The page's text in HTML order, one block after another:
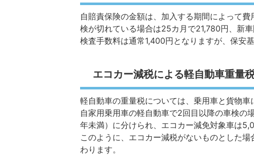
自賠責保険の金額は、加入する期間によって
検が切れている場合は25カ月で21,780円、新
検査手数料は通常1,400円となりますが、保安
エコカー減税による軽自動車重量
軽自動車の重量税については、乗用車と貨物
自家用乗用車の軽自動車で2回目以降の車検
年未満）に分けられ、エコカー減免対象車は
このように、エコカー減税がないものとした
わります。